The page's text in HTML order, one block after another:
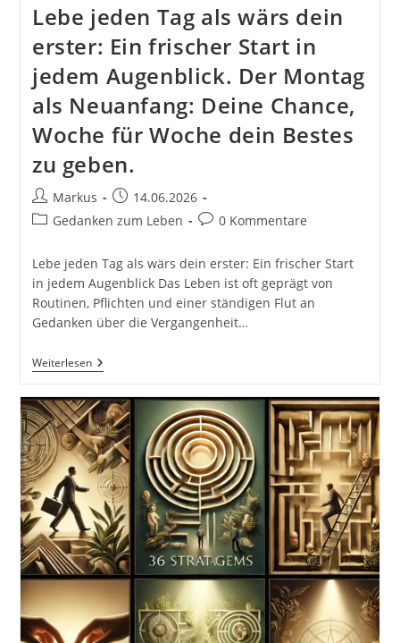
Lebe jeden Tag als wärs dein
erster: Ein frischer Start in
jedem Augenblick. Der Montag
als Neuanfang: Deine Chance,
Woche für Woche dein Bestes
zu geben.
Beitrags-
Autor:
Markus
Beitrag
veröffentlicht:
14.06.2026
Beitrags-
Gedanken zum Leben
Beitrags-
0 Kommentare
Lebe jeden Tag als wärs dein erster: Ein frischer Start
in jedem Augenblick Das Leben ist oft geprägt von
Routinen, Pflichten und einer ständigen Flut an
Gedanken über die Vergangenheit…
WeiterlesenLebe
Jeden
Als
Wärs
Dein
Erster:
Ein
Frischer
Start
In
Jedem
Augenblick.
Der
Montag
Als
Neuanfang:
Deine
Chance,
Woche